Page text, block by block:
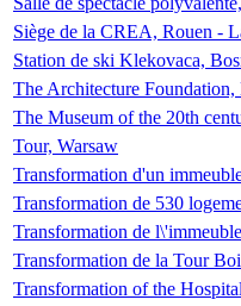
Siège de la CREA, Rouen -
Station de ski Klekovaca,
The Architecture Foundation,
The Museum of the 20th
Tour, Warsaw
Transformation d'un
Transformation de 530
Transformation de
Transformation de la Tour
Transformation of the